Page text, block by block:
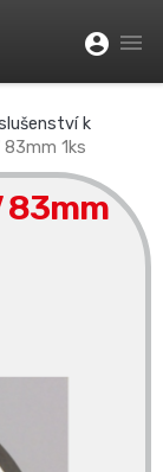
account_circle 
k
83mm 1ks
83mm